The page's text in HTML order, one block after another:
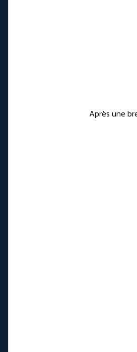
Après une